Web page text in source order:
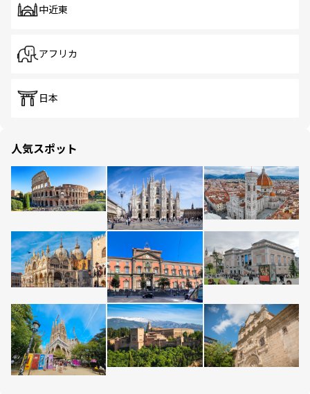
中近東
アフリカ
日本
人気スポット